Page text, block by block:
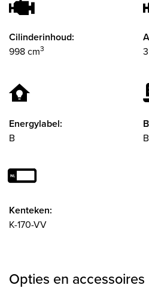
Cilinderinhoud:
998 cm3
3
Energylabel:
B
Kenteken:
K-170-VV
Opties en accessoires